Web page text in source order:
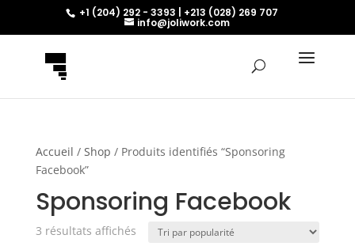
+1 (204) 292 - 3393 | +213 (028) 269 707
info@joliwork.com
Accueil / Shop / Produits identifiés “Sponsoring
Facebook”
Sponsoring Facebook
3 résultats affichésTrié